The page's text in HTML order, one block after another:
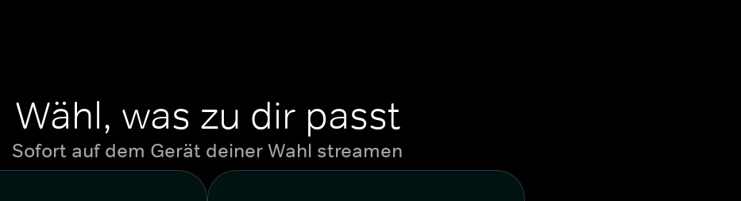
Wähl, was zu dir passt
Sofort auf dem Gerät deiner Wahl streamen